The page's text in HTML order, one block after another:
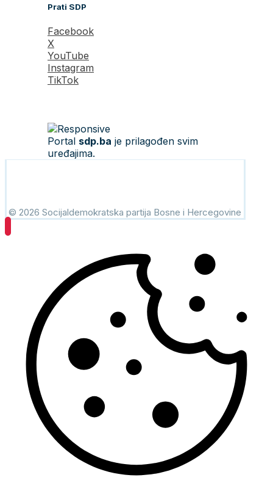
Prati SDP
Facebook
X
YouTube
Instagram
TikTok
Portal sdp.ba je prilagođen svim
uređajima.
© 2026 Socijaldemokratska partija Bosne i Hercegovine